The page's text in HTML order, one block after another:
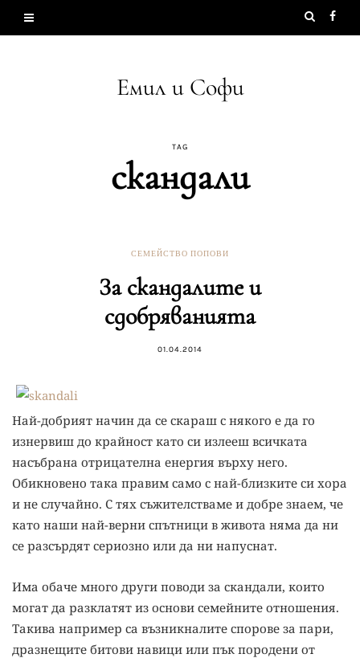
Емил и Софи
TAG
скандали
СЕМЕЙСТВО ПОПОВИ
За скандалите и
сдобряванията
01.04.2014
Най-добрият начин да се скараш с някого е да го
изнервиш до крайност като си излееш всичката
насъбрана отрицателна енергия върху него.
Обикновено така правим само с най-близките си хора
и не случайно. С тях съжителстваме и добре знаем, че
като наши най-верни спътници в живота няма да ни
се разсърдят сериозно или да ни напуснат.
Има обаче много други поводи за скандали, които
могат да разклатят из основи семейните отношения.
Такива например са възникналите спорове за пари,
дразнещите битови навици или пък породени от